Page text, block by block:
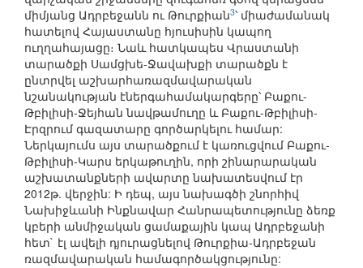
միմյանց Ադրբեջանն ու Թուրքիան3՝ միաժամանակ
հատելով Հայաստանը հյուսիսին կապող
ուղղահայացը։ Նաև հատկապես Վրաստանի
տարածքի Սամցխե-Ջավախքի տարածքն է
ընտրվել աշխարհառազմավարական
նշանակության էներգահամակարգերը՝ Բաքու-
Թբիլիսի-Ջեյհան նավթամուղը և Բաքու-Թբիլիսի-
Էրզրում գազատարը գործարկելու համար:
Ներկայումս այս տարածքում է կառուցվում Բաքու-
Թբիլիսի-Կարս երկաթուղին, որի շինարարական
աշխատանքների ավարտը նախատեսվում էր
2012թ. վերջին: Ի դեպ, այս նախագծի շնորհիվ
Նախիջևանի Ինքնավար Հանրապետությունը ձեռք
կբերի անմիջական ցամաքային կապ Ադրբեջանի
հետ` էլ ավելի դյուրացնելով Թուրքիա-Ադրբեջան
ռազմավարական համագործակցությունը: